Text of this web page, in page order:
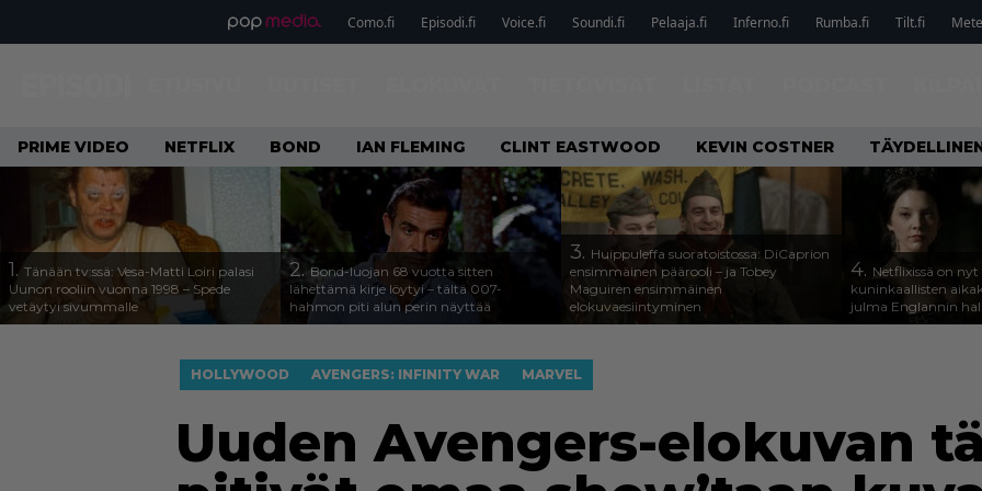
Como.fi Episodi.fi Voice.fi Soundi.fi Pelaaja.fi Inferno.fi Rumba.fi Tilt.fi
PRIME VIDEO NETFLIX BOND IAN FLEMING CLINT EASTWOOD KEVIN COSTNER
1. Tänään tv:ssä: Vesa-Matti Loiri palasi
Uunon rooliin vuonna 1998 – Spede
vetäytyi sivummalle
2.Bond-luojan 68 vuotta sitten
lähettämä kirje löytyi – tältä 007-
hahmon piti alun perin näyttää
3. Huippuleffa suoratoistossa: DiCaprion
ensimmäinen päärooli – ja Tobey
Maguiren ensimmäinen
elokuvaesiintyminen
4. Netflixissä on
kuninkaallisten
julma Englannin
HOLLYWOOD AVENGERS: INFINITY WAR MARVEL
Uuden Avengers-elokuvan